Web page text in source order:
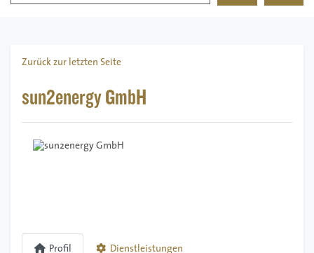
Zurück zur letzten Seite
sun2energy GmbH
Profil Dienstleistungen